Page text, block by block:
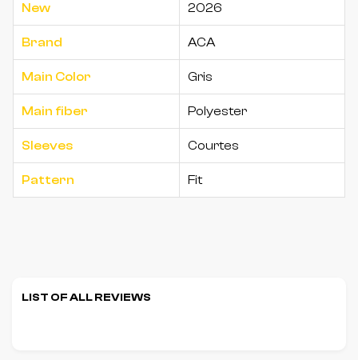
New 2026
Brand ACA
Main Color Gris
Main fiber Polyester
Sleeves Courtes
Pattern Fit
LIST OF ALL REVIEWS